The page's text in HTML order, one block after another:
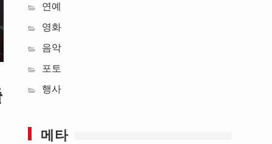
연예
영화
음악
포토
행사
메타